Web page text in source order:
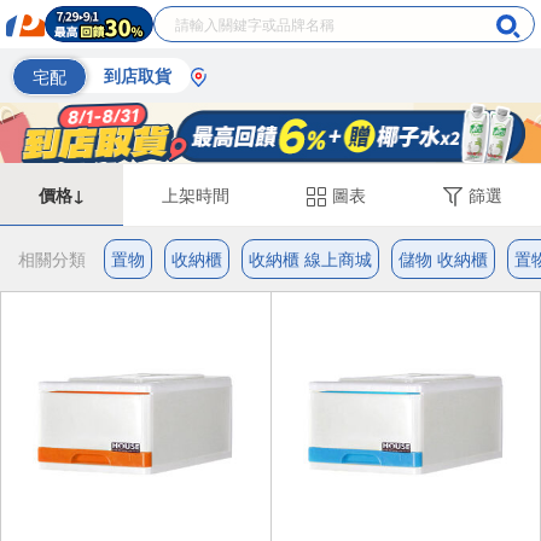
宅配 到店取貨
價格↓ 上架時間 圖表 篩選
相關分類 置物 收納櫃 收納櫃 線上商城 儲物 收納櫃 置